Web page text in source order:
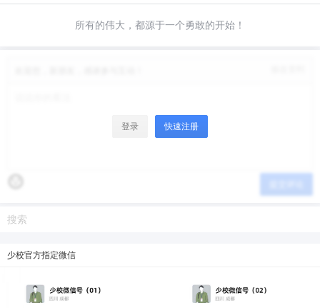
所有的伟大，都源于一个勇敢的开始！
登录 快速注册
少校官方指定微信